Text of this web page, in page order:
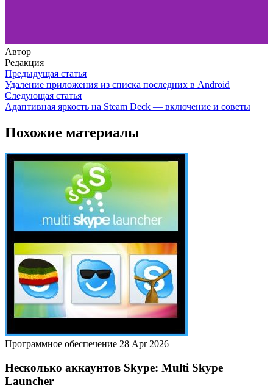
Автор
Редакция
Предыдущая статья
Удаление приложения из списка последних в Android
Следующая статья
Адаптивная яркость на Steam Deck — включение и советы
Похожие материалы
Программное обеспечение 28 Apr 2026
Несколько аккаунтов Skype: Multi Skype
Launcher